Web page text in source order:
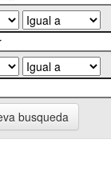
busqueda